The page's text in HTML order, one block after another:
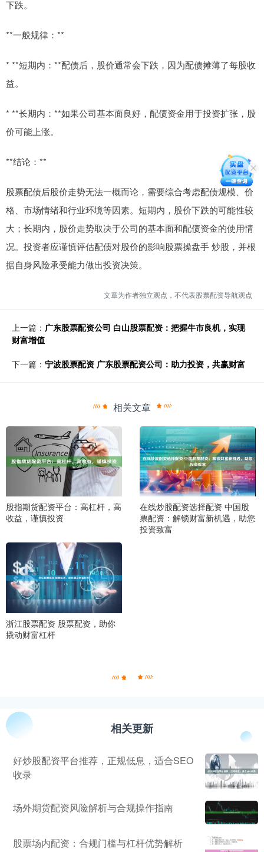
下跌。
**一般规律：**
* **短期内：**配债后，股价通常会下跌，因为配债摊薄了每股收
益。
* **长期内：**如果公司基本面良好，配债资金用于投资扩张，股
价可能上涨。
**结论：**
股票配债后股价走势无法一概而论，需要综合考虑配债规模、价
格、市场情绪和行业环境等因素。短期内，股价下跌的可能性较
大；长期内，股价走势取决于公司的基本面和配债资金的使用情
况。投资者应谨慎评估配债对股价的影响股票操盘手 炒股，并根
据自身风险承受能力做出投资决策。
文章为作者独立观点，不代表股票配资导航观点
上一篇： 广东股票配资公司 白山股票配资：把握牛市良机，实现
财富增值
下一篇： 宁波股票配资 广东股票配资公司：助力投资，共赢财富
相关文章
股指期货配资平台：高杠杆，高
收益，谨慎投资
在线炒股配资选择配资 中国股
票配资：解锁财富新机遇，助您
投资致富
浙江股票配资 股票配资，助你
撬动财富杠杆
相关更新
好炒股配资平台推荐，正规低息，适合SEO
收录
场外期货配资风险解析与合规操作指南
股票场内配资：合规门槛与杠杆优势解析